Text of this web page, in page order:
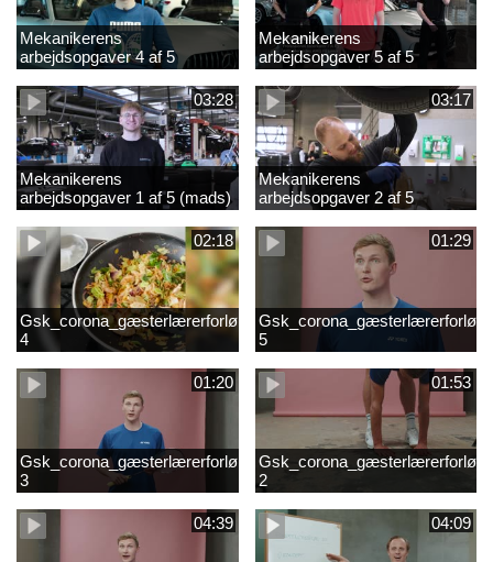
Mekanikerens
arbejdsopgaver 4 af 5
(Frederik Vesti)
Mekanikerens
arbejdsopgaver 5 af 5
(Frederik Vesti)
03:28
Mekanikerens
arbejdsopgaver 1 af 5 (mads)
03:17
Mekanikerens
arbejdsopgaver 2 af 5
(magnus)
02:18
Gsk_corona_gæsterlærerforløb_Axelsen_del
4
01:29
5
01:20
Gsk_corona_gæsterlærerforløb_Axelsen_del
3
01:53
2
04:39 04:09